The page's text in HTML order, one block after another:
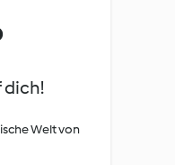
dich!
Welt von